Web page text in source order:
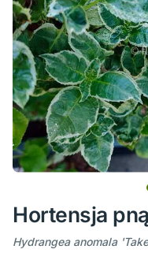
Hortensja
Hydrangea anomala